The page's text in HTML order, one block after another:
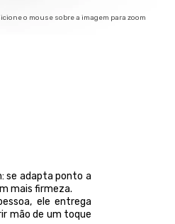
o mouse sobre a imagem para zoom
se adapta ponto a
mais firmeza.
ele entrega
mão de um toque